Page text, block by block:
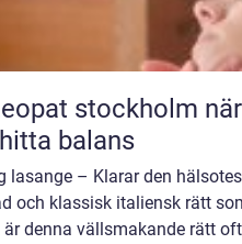
stockholm när kroppen behöver hjälp
balans
lasange – Klarar den
och klassisk italiensk rätt
är denna vällsmakande rätt